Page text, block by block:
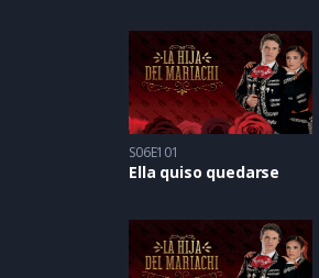
S06E101
Ella quiso quedarse